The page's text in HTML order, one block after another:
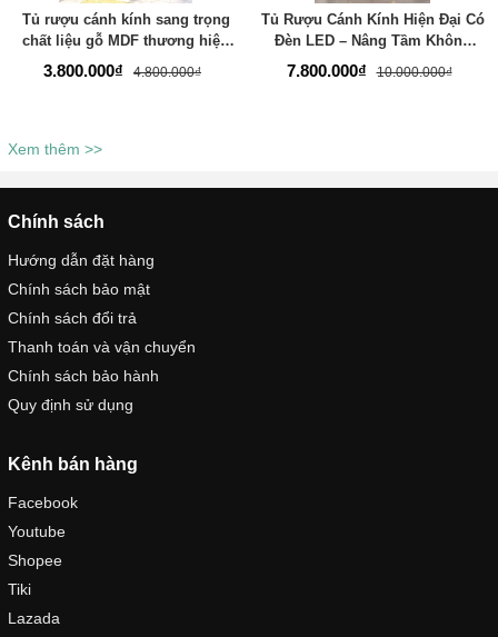
Tủ rượu cánh kính sang trọng
chất liệu gỗ MDF thương hiệu
TADA- TD1614
3.800.000₫ 4.800.000₫
Tủ Rượu Cánh Kính Hiện Đại Có
Đèn LED – Nâng Tầm Không
Gian Sống Sang Trọng -
7.800.000₫ 10.000.000₫
Xem thêm >>
Chính sách
Hướng dẫn đặt hàng
Chính sách bảo mật
Chính sách đổi trả
Thanh toán và vận chuyển
Chính sách bảo hành
Quy định sử dụng
Kênh bán hàng
Facebook
Youtube
Shopee
Tiki
Lazada